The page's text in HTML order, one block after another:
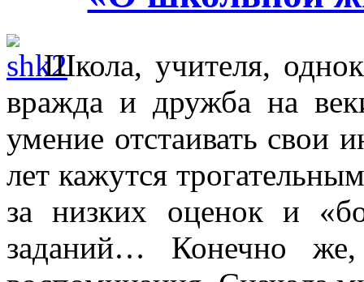
Школа, учителя,
вражда и дружба на
умение отстаивать
лет кажутся
за низких оценок и
заданий… Конечно